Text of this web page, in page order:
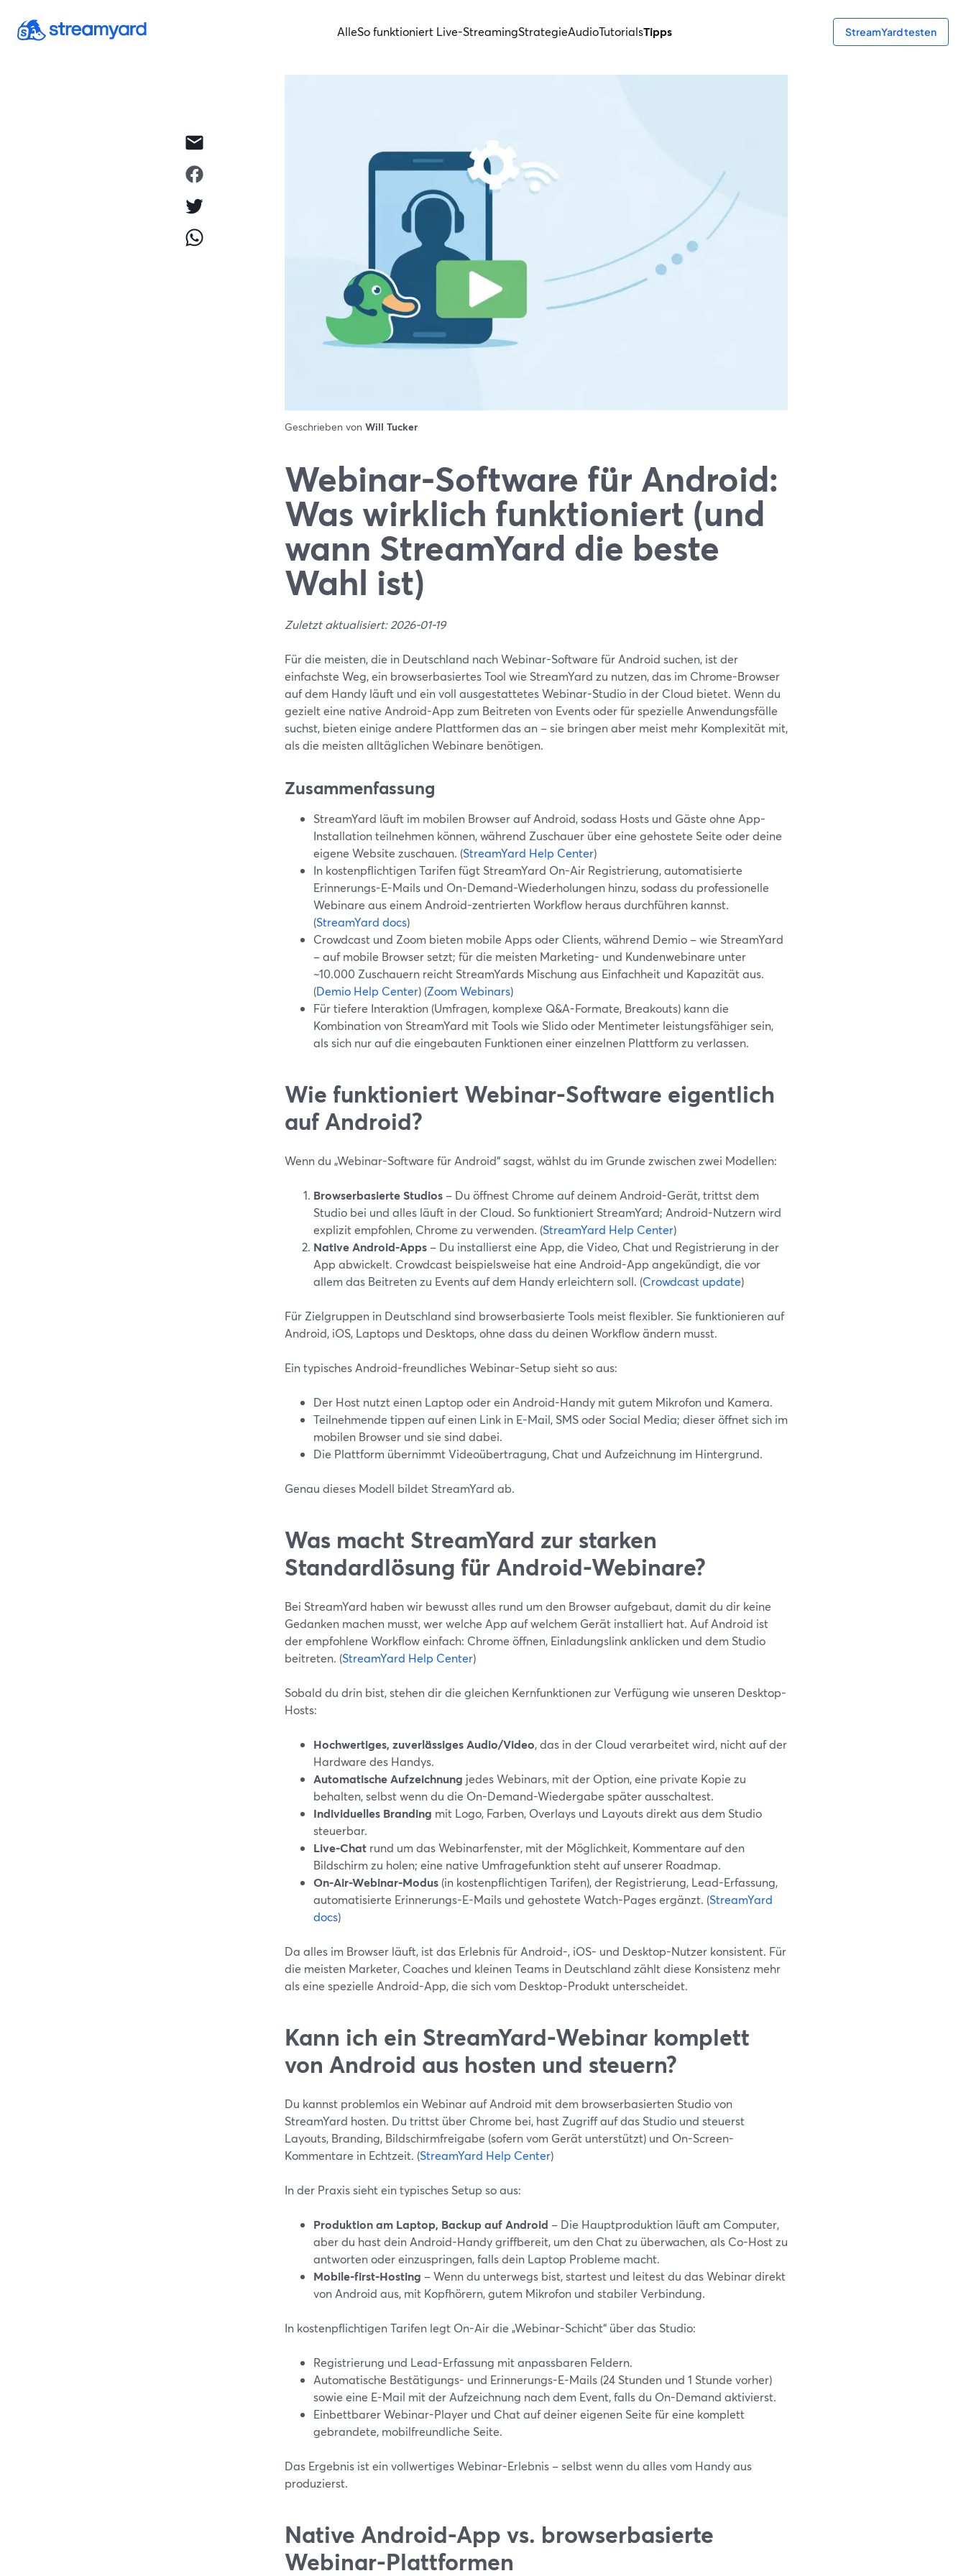
AlleSo funktioniert Live-StreamingStrategieAudioTutorialsTipps StreamYard testen
Geschrieben von Will Tucker
Webinar-Software für Android:
Was wirklich funktioniert (und
wann StreamYard die beste
Wahl ist)
Zuletzt aktualisiert: 2026-01-19
Für die meisten, die in Deutschland nach Webinar-Software für Android suchen, ist der
einfachste Weg, ein browserbasiertes Tool wie StreamYard zu nutzen, das im Chrome-Browser
auf dem Handy läuft und ein voll ausgestattetes Webinar-Studio in der Cloud bietet. Wenn du
gezielt eine native Android-App zum Beitreten von Events oder für spezielle Anwendungsfälle
suchst, bieten einige andere Plattformen das an – sie bringen aber meist mehr Komplexität mit,
als die meisten alltäglichen Webinare benötigen.
Zusammenfassung
StreamYard läuft im mobilen Browser auf Android, sodass Hosts und Gäste ohne App-
Installation teilnehmen können, während Zuschauer über eine gehostete Seite oder deine
eigene Website zuschauen. (StreamYard Help Center)
In kostenpflichtigen Tarifen fügt StreamYard On-Air Registrierung, automatisierte
Erinnerungs-E-Mails und On-Demand-Wiederholungen hinzu, sodass du professionelle
Webinare aus einem Android-zentrierten Workflow heraus durchführen kannst.
(StreamYard docs)
Crowdcast und Zoom bieten mobile Apps oder Clients, während Demio – wie StreamYard
– auf mobile Browser setzt; für die meisten Marketing- und Kundenwebinare unter
~10.000 Zuschauern reicht StreamYards Mischung aus Einfachheit und Kapazität aus.
(Demio Help Center) (Zoom Webinars)
Für tiefere Interaktion (Umfragen, komplexe Q&A-Formate, Breakouts) kann die
Kombination von StreamYard mit Tools wie Slido oder Mentimeter leistungsfähiger sein,
als sich nur auf die eingebauten Funktionen einer einzelnen Plattform zu verlassen.
Wie funktioniert Webinar-Software eigentlich
auf Android?
Wenn du „Webinar-Software für Android“ sagst, wählst du im Grunde zwischen zwei Modellen:
Browserbasierte Studios – Du öffnest Chrome auf deinem Android-Gerät, trittst dem
Studio bei und alles läuft in der Cloud. So funktioniert StreamYard; Android-Nutzern wird
explizit empfohlen, Chrome zu verwenden. (StreamYard Help Center)
Native Android-Apps – Du installierst eine App, die Video, Chat und Registrierung in der
App abwickelt. Crowdcast beispielsweise hat eine Android-App angekündigt, die vor
allem das Beitreten zu Events auf dem Handy erleichtern soll. (Crowdcast update)
Für Zielgruppen in Deutschland sind browserbasierte Tools meist flexibler. Sie funktionieren auf
Android, iOS, Laptops und Desktops, ohne dass du deinen Workflow ändern musst.
Ein typisches Android-freundliches Webinar-Setup sieht so aus:
Der Host nutzt einen Laptop oder ein Android-Handy mit gutem Mikrofon und Kamera.
Teilnehmende tippen auf einen Link in E-Mail, SMS oder Social Media; dieser öffnet sich im
mobilen Browser und sie sind dabei.
Die Plattform übernimmt Videoübertragung, Chat und Aufzeichnung im Hintergrund.
Genau dieses Modell bildet StreamYard ab.
Was macht StreamYard zur starken
Standardlösung für Android-Webinare?
Bei StreamYard haben wir bewusst alles rund um den Browser aufgebaut, damit du dir keine
Gedanken machen musst, wer welche App auf welchem Gerät installiert hat. Auf Android ist
der empfohlene Workflow einfach: Chrome öffnen, Einladungslink anklicken und dem Studio
beitreten. (StreamYard Help Center)
Sobald du drin bist, stehen dir die gleichen Kernfunktionen zur Verfügung wie unseren Desktop-
Hosts:
Hochwertiges, zuverlässiges Audio/Video, das in der Cloud verarbeitet wird, nicht auf der
Hardware des Handys.
Automatische Aufzeichnung jedes Webinars, mit der Option, eine private Kopie zu
behalten, selbst wenn du die On-Demand-Wiedergabe später ausschaltest.
Individuelles Branding mit Logo, Farben, Overlays und Layouts direkt aus dem Studio
steuerbar.
Live-Chat rund um das Webinarfenster, mit der Möglichkeit, Kommentare auf den
Bildschirm zu holen; eine native Umfragefunktion steht auf unserer Roadmap.
On-Air-Webinar-Modus (in kostenpflichtigen Tarifen), der Registrierung, Lead-Erfassung,
automatisierte Erinnerungs-E-Mails und gehostete Watch-Pages ergänzt. (StreamYard
docs)
Da alles im Browser läuft, ist das Erlebnis für Android-, iOS- und Desktop-Nutzer konsistent. Für
die meisten Marketer, Coaches und kleinen Teams in Deutschland zählt diese Konsistenz mehr
als eine spezielle Android-App, die sich vom Desktop-Produkt unterscheidet.
Kann ich ein StreamYard-Webinar komplett
von Android aus hosten und steuern?
Du kannst problemlos ein Webinar auf Android mit dem browserbasierten Studio von
StreamYard hosten. Du trittst über Chrome bei, hast Zugriff auf das Studio und steuerst
Layouts, Branding, Bildschirmfreigabe (sofern vom Gerät unterstützt) und On-Screen-
Kommentare in Echtzeit. (StreamYard Help Center)
In der Praxis sieht ein typisches Setup so aus:
Produktion am Laptop, Backup auf Android – Die Hauptproduktion läuft am Computer,
aber du hast dein Android-Handy griffbereit, um den Chat zu überwachen, als Co-Host zu
antworten oder einzuspringen, falls dein Laptop Probleme macht.
Mobile-first-Hosting – Wenn du unterwegs bist, startest und leitest du das Webinar direkt
von Android aus, mit Kopfhörern, gutem Mikrofon und stabiler Verbindung.
In kostenpflichtigen Tarifen legt On-Air die „Webinar-Schicht“ über das Studio:
Registrierung und Lead-Erfassung mit anpassbaren Feldern.
Automatische Bestätigungs- und Erinnerungs-E-Mails (24 Stunden und 1 Stunde vorher)
sowie eine E-Mail mit der Aufzeichnung nach dem Event, falls du On-Demand aktivierst.
Einbettbarer Webinar-Player und Chat auf deiner eigenen Seite für eine komplett
gebrandete, mobilfreundliche Seite.
Das Ergebnis ist ein vollwertiges Webinar-Erlebnis – selbst wenn du alles vom Handy aus
produzierst.
Native Android-App vs. browserbasierte
Webinar-Plattformen